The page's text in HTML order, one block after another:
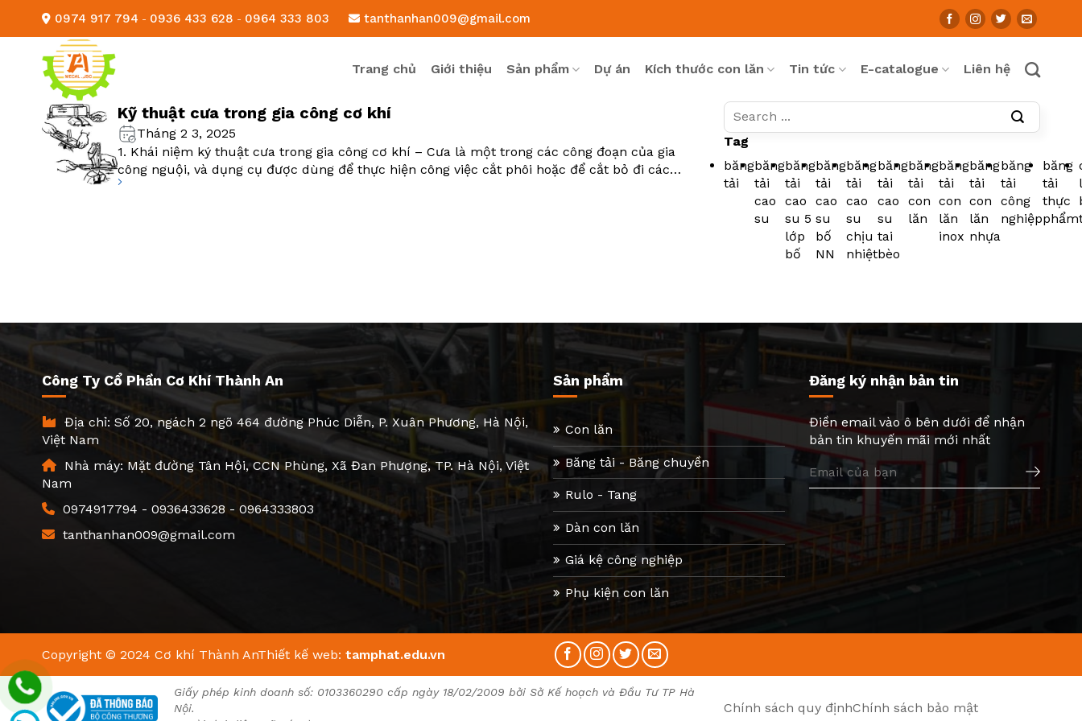
0974 917 794 - 0936 433 628 - 0964 333 803 tanthanhan009@gmail.com
Trang chủ Giới thiệu Sản phẩm Dự án Kích thước con lăn Tin tức E-catalogue Liên hệ
Kỹ thuật cưa trong gia công cơ khí
Tháng 2 3, 2025
1. Khái niệm ký thuật cưa trong gia công cơ khí – Cưa là một trong các công đoạn của gia
công nguội, và dụng cụ được dùng để thực hiện công việc cắt phôi hoặc để cắt bỏ đi các
lượng dư quá lớn là cưa. – Cưa là dụng cụ có một khung sắt...
Tag
băng
tải
băng
tải
cao
su
băng
tải
cao
su 5
lớp
bố
băng
tải
cao
su
bố
NN
băng
tải
cao
su
chịu
nhiệt
băng
tải
cao
su
tai
bèo
băng
tải
con
lăn
băng
tải
con
lăn
inox
băng
tải
con
lăn
nhựa
băng
tải
công
nghiệp
băng
tải
thực
phẩm
Công Ty Cổ Phần Cơ Khí Thành An
Địa chỉ: Số 20, ngách 2 ngõ 464 đường Phúc Diễn, P. Xuân Phương, Hà Nội,
Việt Nam
Nhà máy: Mặt đường Tân Hội, CCN Phùng, Xã Đan Phượng, TP. Hà Nội, Việt
Nam
0974917794 - 0936433628 - 0964333803
tanthanhan009@gmail.com
Sản phẩm
Con lăn
Băng tải - Băng chuyền
Rulo - Tang
Dàn con lăn
Giá kệ công nghiệp
Phụ kiện con lăn
Đăng ký nhận bản tin
Điền email vào ô bên dưới để nhận
bản tin khuyến mãi mới nhất
Copyright © 2024 Cơ khí Thành AnThiết kế web: tamphat.edu.vn
Giấy phép kinh doanh số: 0103360290 cấp ngày 18/02/2009 bởi Sở Kế hoạch và Đầu Tư TP Hà
Nội.
Chính sách quy địnhChính sách bảo mật